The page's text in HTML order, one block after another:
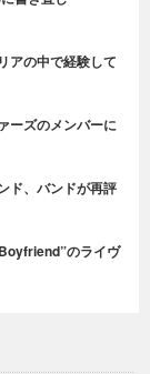
アの中で経験して
ーズのメンバーに
ド、バンドが再評
のライヴ